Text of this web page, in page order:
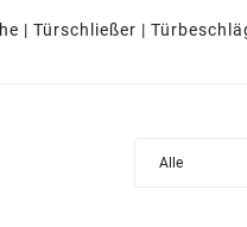
| Türschließer |